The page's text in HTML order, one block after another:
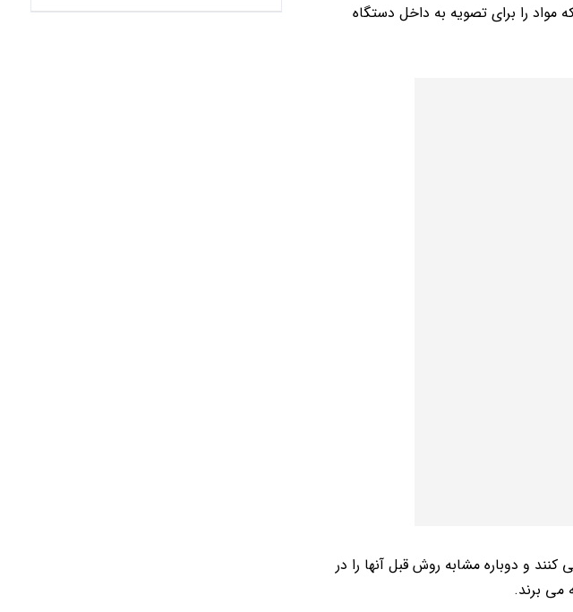
را برای تصویه به داخل دستگاه
و دوباره مشابه روش قبل آنها را در
می برند.